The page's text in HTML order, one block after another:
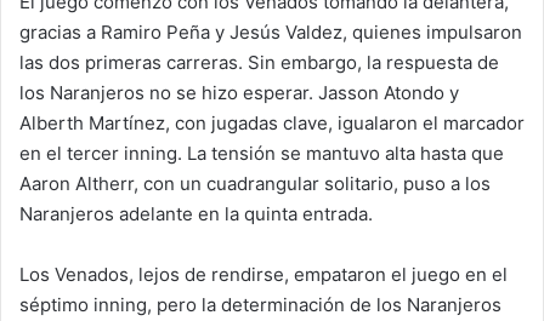
gracias a Ramiro Peña y Jesús Valdez, quienes impulsaron
las dos primeras carreras. Sin embargo, la respuesta de
los Naranjeros no se hizo esperar. Jasson Atondo y
Alberth Martínez, con jugadas clave, igualaron el marcador
en el tercer inning. La tensión se mantuvo alta hasta que
Aaron Altherr, con un cuadrangular solitario, puso a los
Naranjeros adelante en la quinta entrada.
Los Venados, lejos de rendirse, empataron el juego en el
séptimo inning, pero la determinación de los Naranjeros